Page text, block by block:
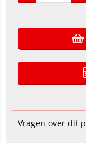
Vragen over dit